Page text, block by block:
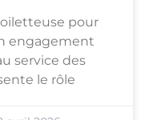
pour
engagement
service des
le rôle